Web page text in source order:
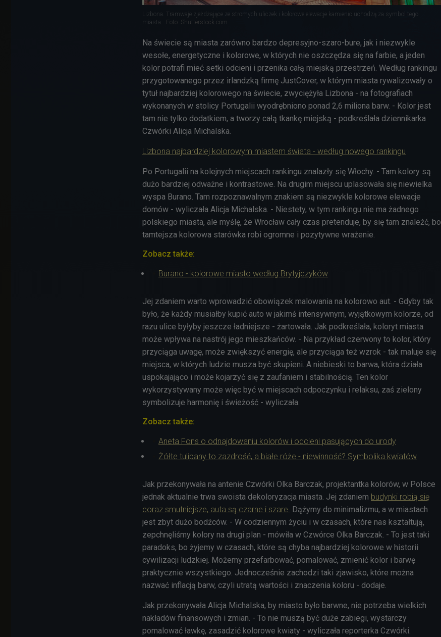
Lizbona. Tramwaje zjeżdżające ze stromych uliczek i kolorowe elewacje kamienic uchodzą za symbol tego
miasta
Foto: Shutterstock.com
Na świecie są miasta zarówno bardzo depresyjno-szaro-bure, jak i niezwykle
wesołe, energetyczne i kolorowe, w których nie oszczędza się na farbie, a jeden
kolor potrafi mieć setki odcieni i przenika całą miejską przestrzeń. Według rankingu
przygotowanego przez irlandzką firmę JustCover, w którym miasta rywalizowały o
tytuł najbardziej kolorowego na świecie, zwyciężyła Lizbona - na fotografiach
wykonanych w stolicy Portugalii wyodrębniono ponad 2,6 miliona barw. - Kolor jest
tam nie tylko dodatkiem, a tworzy całą tkankę miejską - podkreślała dziennikarka
Czwórki Alicja Michalska.
Lizbona najbardziej kolorowym miastem świata - według nowego rankingu
Po Portugalii na kolejnych miejscach rankingu znalazły się Włochy. - Tam kolory są
dużo bardziej odważne i kontrastowe. Na drugim miejscu uplasowała się niewielka
wyspa Burano. Tam rozpoznawalnym znakiem są niezwykle kolorowe elewacje
domów - wyliczała Alicja Michalska. - Niestety, w tym rankingu nie ma żadnego
polskiego miasta, ale myślę, że Wrocław cały czas pretenduje, by się tam znaleźć, bo
tamtejsza kolorowa starówka robi ogromne i pozytywne wrażenie.
Zobacz także:
Burano - kolorowe miasto według Brytyjczyków
Jej zdaniem warto wprowadzić obowiązek malowania na kolorowo aut. - Gdyby tak
było, że każdy musiałby kupić auto w jakimś intensywnym, wyjątkowym kolorze, od
razu ulice byłyby jeszcze ładniejsze - żartowała. Jak podkreślała, koloryt miasta
może wpływa na nastrój jego mieszkańców. - Na przykład czerwony to kolor, który
przyciąga uwagę, może zwiększyć energię, ale przyciąga też wzrok - tak maluje się
miejsca, w których ludzie musza być skupieni. A niebieski to barwa, która działa
uspokajająco i może kojarzyć się z zaufaniem i stabilnością. Ten kolor
wykorzystywany może więc być w miejscach odpoczynku i relaksu, zaś zielony
symbolizuje harmonię i świeżość - wyliczała.
Zobacz także:
Aneta Fons o odnajdowaniu kolorów i odcieni pasujących do urody
Żółte tulipany to zazdrość, a białe róże - niewinność? Symbolika kwiatów
Jak przekonywała na antenie Czwórki Olka Barczak, projektantka kolorów, w Polsce
jednak aktualnie trwa swoista dekoloryzacja miasta. Jej zdaniem budynki robią się
coraz smutniejsze, auta są czarne i szare. Dążymy do minimalizmu, a w miastach
jest zbyt dużo bodźców. - W codziennym życiu i w czasach, które nas kształtują,
zepchnęliśmy kolory na drugi plan - mówiła w Czwórce Olka Barczak. - To jest taki
paradoks, bo żyjemy w czasach, które są chyba najbardziej kolorowe w historii
cywilizacji ludzkiej. Możemy przefarbować, pomalować, zmienić kolor i barwę
praktycznie wszystkiego. Jednocześnie zachodzi taki zjawisko, które można
nazwać inflacją barw, czyli utratą wartości i znaczenia koloru - dodaje.
Jak przekonywała Alicja Michalska, by miasto było barwne, nie potrzeba wielkich
nakładów finansowych i zmian. - To nie muszą być duże zabiegi, wystarczy
pomalować ławkę, zasadzić kolorowe kwiaty - wyliczała reporterka Czwórki.